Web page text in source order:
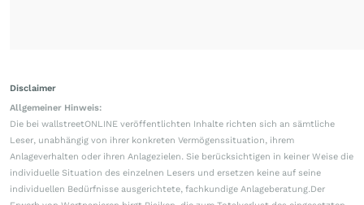
Disclaimer
Allgemeiner Hinweis:
Die bei wallstreetONLINE veröffentlichten Inhalte richten sich an sämtliche
Leser, unabhängig von ihrer konkreten Vermögenssituation, ihrem
Anlageverhalten oder ihren Anlagezielen. Sie berücksichtigen in keiner Weise die
individuelle Situation des einzelnen Lesers und ersetzen keine auf seine
individuellen Bedürfnisse ausgerichtete, fachkundige Anlageberatung.Der